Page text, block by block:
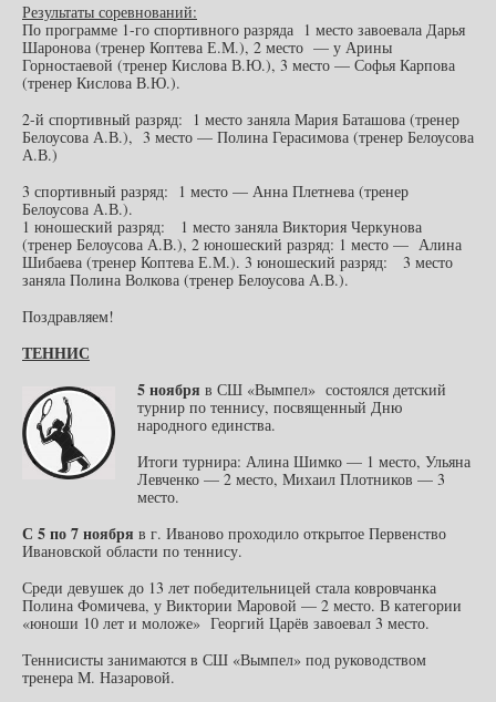
Результаты соревнований:
По программе 1-го спортивного разряда 1 место завоевала Дарья
Шаронова (тренер Коптева Е.М.), 2 место — у Арины
Горностаевой (тренер Кислова В.Ю.), 3 место — Софья Карпова
(тренер Кислова В.Ю.).
2-й спортивный разряд: 1 место заняла Мария Баташова (тренер
Белоусова А.В.), 3 место — Полина Герасимова (тренер Белоусова
А.В.)
3 спортивный разряд: 1 место — Анна Плетнева (тренер
Белоусова А.В.).
1 юношеский разряд: 1 место заняла Виктория Черкунова
(тренер Белоусова А.В.), 2 юношеский разряд: 1 место — Алина
Шибаева (тренер Коптева Е.М.). 3 юношеский разряд: 3 место
заняла Полина Волкова (тренер Белоусова А.В.).
Поздравляем!
ТЕННИС
5 ноября в СШ «Вымпел» состоялся детский
турнир по теннису, посвященный Дню
народного единства.
Итоги турнира: Алина Шимко — 1 место, Ульяна
Левченко — 2 место, Михаил Плотников — 3
место.
С 5 по 7 ноября в г. Иваново проходило открытое Первенство
Ивановской области по теннису.
Среди девушек до 13 лет победительницей стала ковровчанка
Полина Фомичева, у Виктории Маровой — 2 место. В категории
«юноши 10 лет и моложе» Георгий Царёв завоевал 3 место.
Теннисисты занимаются в СШ «Вымпел» под руководством
тренера М. Назаровой.